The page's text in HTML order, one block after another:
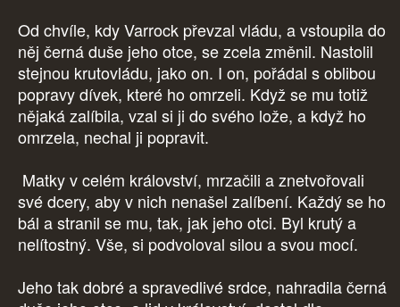
Od chvíle, kdy Varrock převzal vládu, a vstoupila do
něj černá duše jeho otce, se zcela změnil. Nastolil
stejnou krutovládu, jako on. I on, pořádal s oblibou
popravy dívek, které ho omrzeli. Když se mu totiž
nějaká zalíbila, vzal si ji do svého lože, a když ho
omrzela, nechal ji popravit.
Matky v celém království, mrzačili a znetvořovali
své dcery, aby v nich nenašel zalíbení. Každý se ho
bál a stranil se mu, tak, jak jeho otci. Byl krutý a
nelítostný. Vše, si podvoloval silou a svou mocí.
Jeho tak dobré a spravedlivé srdce, nahradila černá